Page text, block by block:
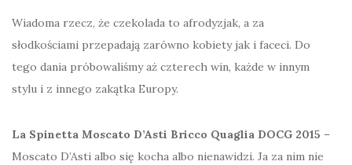
Wiadoma rzecz, że czekolada to afrodyzjak, a za
słodkościami przepadają zarówno kobiety jak i faceci. Do
tego dania próbowaliśmy aż czterech win, każde w innym
stylu i z innego zakątka Europy.
La Spinetta Moscato D’Asti Bricco Quaglia DOCG 2015 –
Moscato D’Asti albo się kocha albo nienawidzi. Ja za nim nie